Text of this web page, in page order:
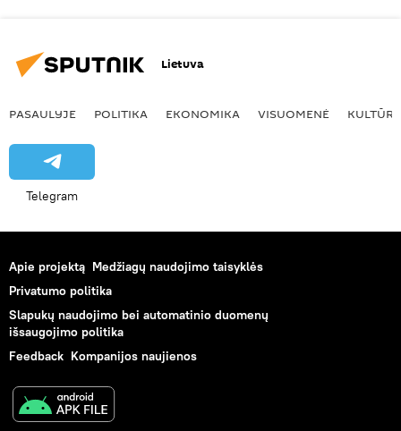
Lietuva
PASAULYJE POLITIKA EKONOMIKA VISUOMENĖ KULTŪRA
Telegram
Apie projektą Medžiagų naudojimo taisyklės
Privatumo politika
Slapukų naudojimo bei automatinio duomenų
išsaugojimo politika
Feedback Kompanijos naujienos